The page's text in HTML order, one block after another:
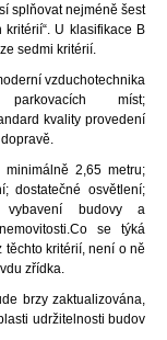
splňovat nejméně šest
kritérií“. U klasifikace B
sedmi kritérií.
vzduchotechnika
parkovacích míst;
kvality provedení
minimálně 2,65 metru;
dostatečné osvětlení;
vybavení budovy a
se týká
těchto kritérií, není o ně
zřídka.
brzy zaktualizována,
udržitelnosti budov